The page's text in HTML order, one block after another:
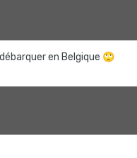
en Belgique 🙄